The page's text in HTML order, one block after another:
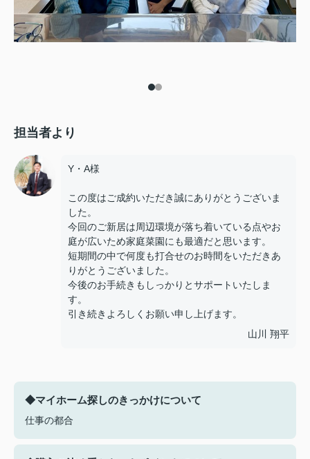
担当者より
Y・A様
この度はご成約いただき誠にありがとうございま
した。
今回のご新居は周辺環境が落ち着いている点やお
庭が広いため家庭菜園にも最適だと思います。
短期間の中で何度も打合せのお時間をいただきあ
りがとうございました。
今後のお手続きもしっかりとサポートいたしま
す。
引き続きよろしくお願い申し上げます。
山川 翔平
◆マイホーム探しのきっかけについて
仕事の都合